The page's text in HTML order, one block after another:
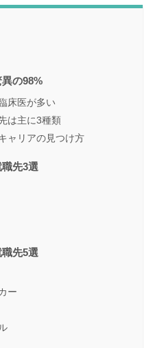
の98%
床医が多い
は主に3種類
ャリアの見つけ方
職先3選
職先5選
ー